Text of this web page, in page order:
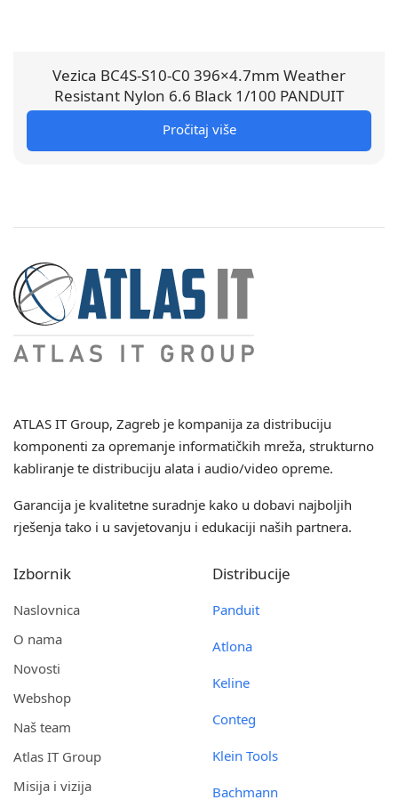
Vezica BC4S-S10-C0 396×4.7mm Weather
Resistant Nylon 6.6 Black 1/100 PANDUIT
Pročitaj više
ATLAS IT Group, Zagreb je kompanija za distribuciju
komponenti za opremanje informatičkih mreža, strukturno
kabliranje te distribuciju alata i audio/video opreme.
Garancija je kvalitetne suradnje kako u dobavi najboljih
rješenja tako i u savjetovanju i edukaciji naših partnera.
Izbornik
Naslovnica
O nama
Novosti
Webshop
Naš team
Atlas IT Group
Misija i vizija
Distribucije
Panduit
Atlona
Keline
Conteg
Klein Tools
Bachmann